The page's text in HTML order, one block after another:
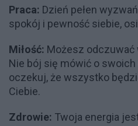
Praca: Dzień pełen
spokój i pewność siebie,
Miłość: Możesz odczuwać
Nie bój się mówić o
oczekuj, że wszystko
Ciebie.
Zdrowie: Twoja energia